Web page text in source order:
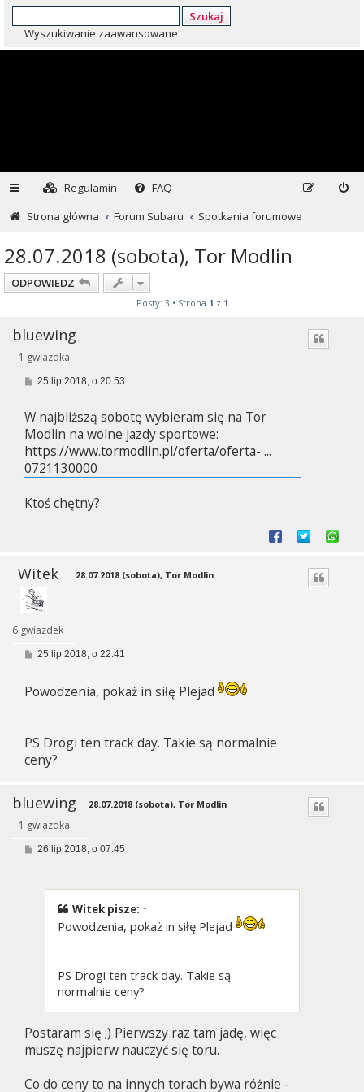
Szukaj
Wyszukiwanie zaawansowane
Regulamin
FAQ
Strona główna
Forum Subaru Spotkania forumowe
28.07.2018 (sobota), Tor Modlin
ODPOWIEDZ
Posty: 3 • Strona 1 z 1
bluewing
1 gwiazdka
P
t
25 lip 2018, o 20:53
W najbliższą sobotę wybieram się na Tor
Modlin na wolne jazdy sportowe:
https://www.tormodlin.pl/oferta/oferta- ...
0721130000
Ktoś chętny?
Witek
6 gwiazdek
28.07.2018 (sobota), Tor Modlin
P
t
25 lip 2018, o 22:41
Powodzenia, pokaż in siłę Plejad
PS Drogi ten track day. Takie są normalnie
ceny?
bluewing
1 gwiazdka
28.07.2018 (sobota), Tor Modlin
P26 lip 2018, o 07:45
Witek pisze: ↑
Powodzenia, pokaż in siłę Plejad
PS Drogi ten track day. Takie są
normalnie ceny?
Postaram się ;) Pierwszy raz tam jadę, więc
muszę najpierw nauczyć się toru.
Co do ceny to na innych torach bywa różnie -